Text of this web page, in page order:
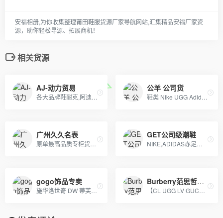
安福相册,为你收集整理莆田鞋服货源厂家导航网站,汇集精品安福厂家资
源，助你轻松寻源、拓展商机！
相关货源
AJ-动力贸易 公羊 公司货
广州久久名表 GET公司级潮鞋
gogo饰品专卖 Burberry范思哲工厂